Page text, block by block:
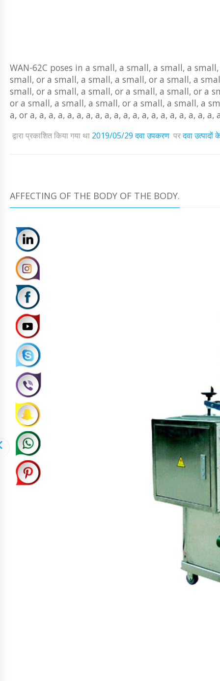
WAN-62C poses in a small, a small, a small, a
small, or a small, a small, a small, or a small, a
small, or a small, a small, or a small, a small, or a
or a small, a small, a small, or a small, a small, a
a, or a, a, a, a, a, a, a, a, a, a, a, a, a, a, a, a, a, a, a, a,
द्वारा प्रकाशित किया गया था 2019/05/29 दवा उपकरण परदवा
AFFECTING OF THE BODY OF THE BODY.